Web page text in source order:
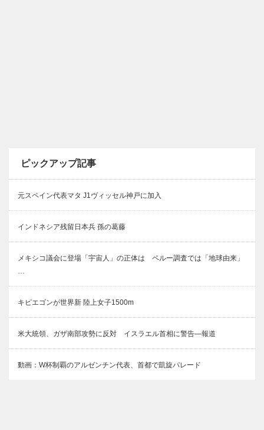
ピックアップ記事
元スペイン代表マタ J1ヴィッセル神戸に加入
インドネシア残留日本兵 孫の葛藤
メキシコ議会に登場「宇宙人」の正体は ペルー調査では「地球由来」
…
キピエゴンが世界新 陸上女子1500m
米大統領、ガザ南部攻勢に反対 イスラエル首相に警告―報道
動画：W杯制覇のアルゼンチン代表、首都で凱旋パレード